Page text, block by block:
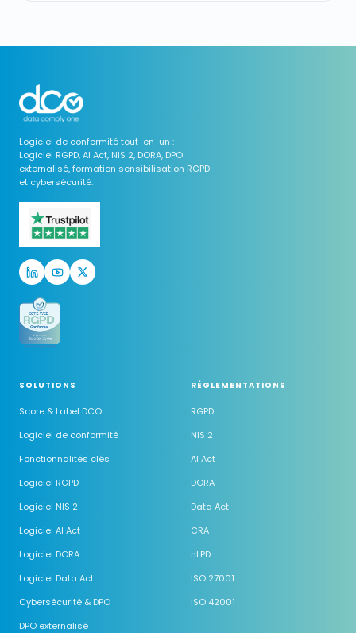
Logiciel de conformité tout-en-un :
Logiciel RGPD, AI Act, NIS 2, DORA, DPO
externalisé, formation sensibilisation RGPD
et cybersécurité.
SOLUTIONS
Score & Label DCO
Logiciel de conformité
Fonctionnalités clés
Logiciel RGPD
Logiciel NIS 2
Logiciel AI Act
Logiciel DORA
Logiciel Data Act
Cybersécurité & DPO
DPO externalisé
RÉGLEMENTATIONS
RGPD
NIS 2
AI Act
DORA
Data Act
CRA
nLPD
ISO 27001
ISO 42001